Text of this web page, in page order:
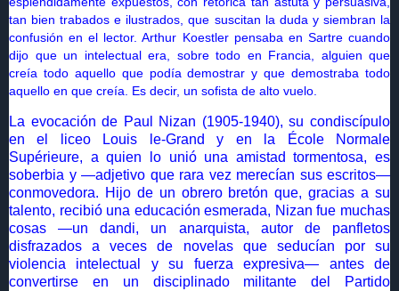
tan bien trabados e ilustrados, que suscitan la duda y siembran la
confusión en el lector. Arthur Koestler pensaba en Sartre cuando
dijo que un intelectual era, sobre todo en Francia, alguien que
creía todo aquello que podía demostrar y que demostraba todo
aquello en que creía. Es decir, un sofista de alto vuelo.
La evocación de Paul Nizan (1905-1940), su condiscípulo
en el liceo Louis le-Grand y en la École Normale
Supérieure, a quien lo unió una amistad tormentosa, es
soberbia y —adjetivo que rara vez merecían sus escritos—
conmovedora. Hijo de un obrero bretón que, gracias a su
talento, recibió una educación esmerada, Nizan fue muchas
cosas —un dandi, un anarquista, autor de panfletos
disfrazados a veces de novelas que seducían por su
violencia intelectual y su fuerza expresiva— antes de
convertirse en un disciplinado militante del Partido